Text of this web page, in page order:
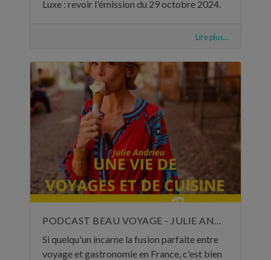
Luxe : revoir l'émission du 29 octobre 2024.
Lire plus...
Si quelqu'un incarne la fusion parfaite entre
voyage et gastronomie en France, c'est bien